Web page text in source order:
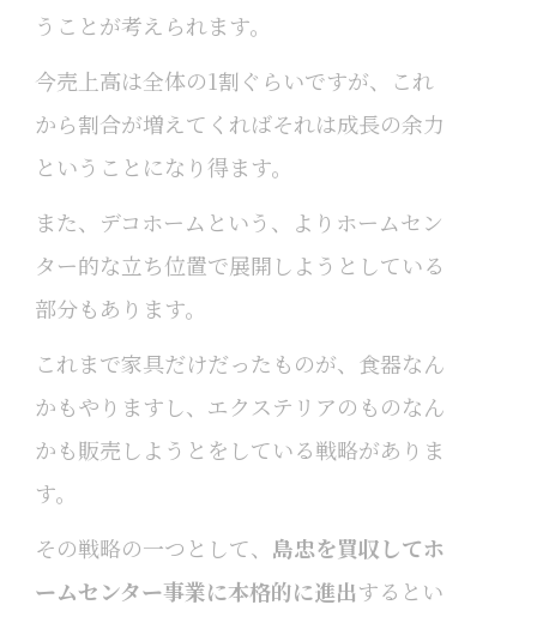
うことが考えられます。
今売上高は全体の1割ぐらいですが、これ
から割合が増えてくればそれは成長の余力
ということになり得ます。
また、デコホームという、よりホームセン
ター的な立ち位置で展開しようとしている
部分もあります。
これまで家具だけだったものが、食器なん
かもやりますし、エクステリアのものなん
かも販売しようとをしている戦略がありま
す。
その戦略の一つとして、 島忠を買収してホ
ームセンター事業に本格的に進出するとい